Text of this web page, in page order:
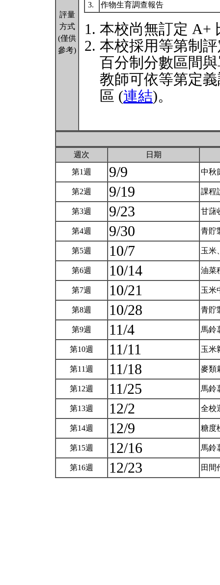
評量
方式
(僅供
參考)
3.
作物生育調查報告
本校尚無訂定 A+
本校採用等第制
百分制分數區間
教師可依等第定
區 (連結)。
週次 日期
第1週 9/9 中秋
第2週 9/19 課程
第3週 9/23 甘藷
第4週 9/30 青貯
第5週 10/7 玉米
第6週 10/14 油菜
第7週 10/21 玉米
第8週 10/28 青貯
第9週 11/4 馬鈴
第10週 11/11 玉米
第11週 11/18 麥類
第12週 11/25 馬鈴
第13週 12/2 全校
第14週 12/9 糖度
第15週 12/16 馬鈴
第16週 12/23 田間